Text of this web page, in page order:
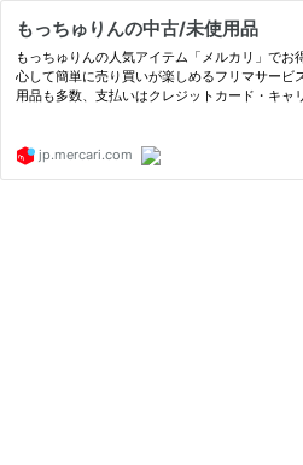
もっちゅりんの中古/未使用品
もっちゅりんの人気アイテム「メルカリ」でお
心して簡単に売り買いが楽しめるフリマサービ
用品も多数、支払いはクレジットカード・キャ
jp.mercari.com